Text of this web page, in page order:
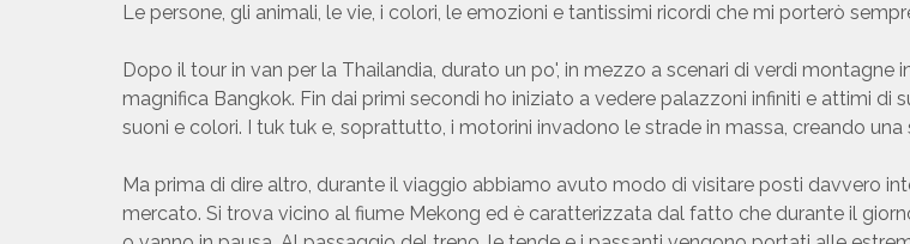
Le persone, gli animali, le vie, i colori, le emozioni e tantissimi ricordi che mi porterò
Dopo il tour in van per la Thailandia, durato un po', in mezzo a scenari di verdi
magnifica Bangkok. Fin dai primi secondi ho iniziato a vedere palazzoni infiniti e attimi
suoni e colori. I tuk tuk e, soprattutto, i motorini invadono le strade in massa, creando
Ma prima di dire altro, durante il viaggio abbiamo avuto modo di visitare posti davvero
mercato. Si trova vicino al fiume Mekong ed è caratterizzata dal fatto che durante il